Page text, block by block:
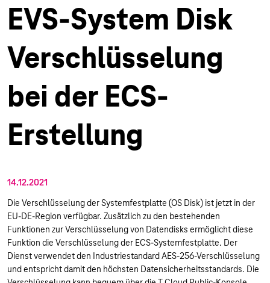
EVS-System Disk
Verschlüsselung
bei der ECS-
Erstellung
14.12.2021
Die Verschlüsselung der Systemfestplatte (OS Disk) ist jetzt in der
EU-DE-Region verfügbar. Zusätzlich zu den bestehenden
Funktionen zur Verschlüsselung von Datendisks ermöglicht diese
Funktion die Verschlüsselung der ECS-Systemfestplatte. Der
Dienst verwendet den Industriestandard AES-256-Verschlüsselung
und entspricht damit den höchsten Datensicherheitsstandards. Die